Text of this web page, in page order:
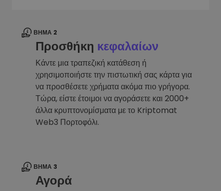
ΒΉΜΑ 2
Προσθήκη κεφαλαίων
Κάντε μια τραπεζική κατάθεση ή
χρησιμοποιήστε την πιστωτική σας κάρτα για
να προσθέσετε χρήματα ακόμα πιο γρήγορα.
Τώρα, είστε έτοιμοι να αγοράσετε και 2000+
άλλα κρυπτονομίσματα με το Kriptomat
Web3 Πορτοφόλι.
ΒΉΜΑ 3
Αγορά